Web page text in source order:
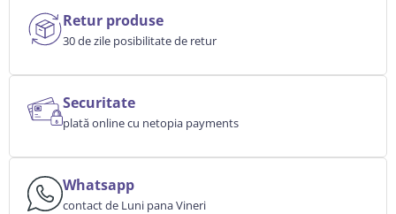
Retur produse
30 de zile posibilitate de retur
Securitate
plată online cu netopia payments
Whatsapp
contact de Luni pana Vineri